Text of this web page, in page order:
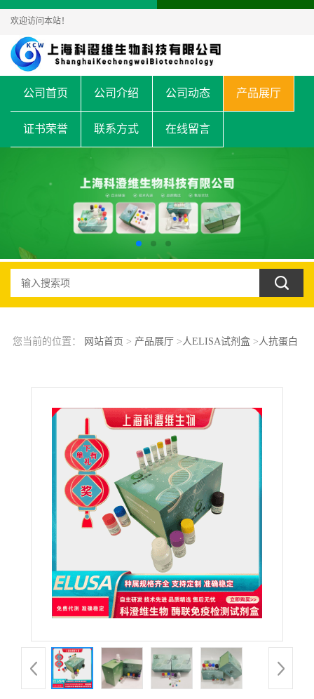
欢迎访问本站！
公司首页 公司介绍 公司动态 产品展厅
证书荣誉 联系方式 在线留言
您当前的位置： 网站首页 > 产品展厅> 人ELISA试剂盒> 人抗蛋白